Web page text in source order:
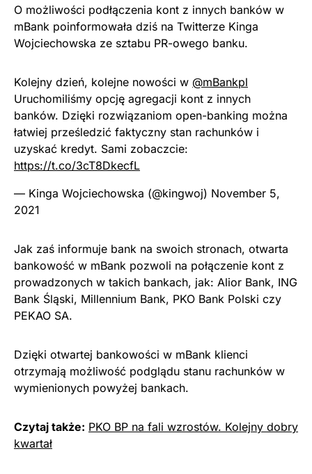
O możliwości podłączenia kont z innych banków w
mBank poinformowała dziś na Twitterze Kinga
Wojciechowska ze sztabu PR-owego banku.
Kolejny dzień, kolejne nowości w @mBankpl
Uruchomiliśmy opcję agregacji kont z innych
banków. Dzięki rozwiązaniom open-banking można
łatwiej prześledzić faktyczny stan rachunków i
uzyskać kredyt. Sami zobaczcie:
https://t.co/3cT8DkecfL
— Kinga Wojciechowska (@kingwoj) November 5,
2021
Jak zaś informuje bank na swoich stronach, otwarta
bankowość w mBank pozwoli na połączenie kont z
prowadzonych w takich bankach, jak: Alior Bank, ING
Bank Śląski, Millennium Bank, PKO Bank Polski czy
PEKAO SA.
Dzięki otwartej bankowości w mBank klienci
otrzymają możliwość podglądu stanu rachunków w
wymienionych powyżej bankach.
Czytaj także: PKO BP na fali wzrostów. Kolejny dobry
kwartał